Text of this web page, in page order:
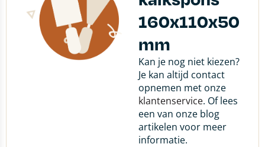
160x110x50
mm
Kan je nog niet kiezen?
Je kan altijd contact
opnemen met onze
klantenservice. Of lees
een van onze blog
artikelen voor meer
informatie.